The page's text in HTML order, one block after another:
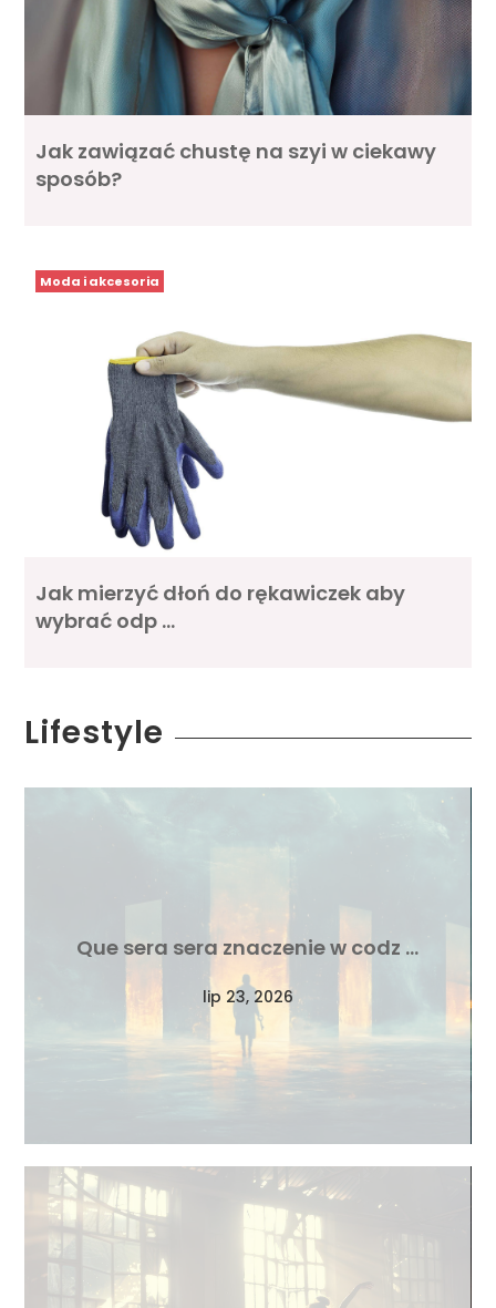
Jak zawiązać chustę na szyi w ciekawy
sposób?
Moda i akcesoria
Jak mierzyć dłoń do rękawiczek aby
wybrać odp …
Lifestyle
Que sera sera znaczenie w codz …
lip 23, 2026